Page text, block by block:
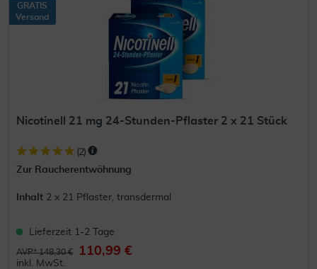
GRATIS
Versand
Nicotinell 21 mg 24-Stunden-Pflaster 2 x 21 Stück
(2)
Zur Raucherentwöhnung
Inhalt 2 x 21 Pflaster, transdermal
Lieferzeit 1-2 Tage
AVP* 148,30 € 110,99 €
inkl. MwSt.